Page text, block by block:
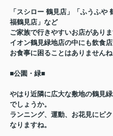
「スシロー 鶴見店」「ふうふや
福鶴見店」など
ご家族で行きやすいお店がありま
イオン鶴見緑地店の中にも飲食
お食事に困ることはありませんね
■公園・緑■
やはり近隣に広大な敷地の鶴見
でしょうか。
ランニング、運動、お花見にピ
なりますね。